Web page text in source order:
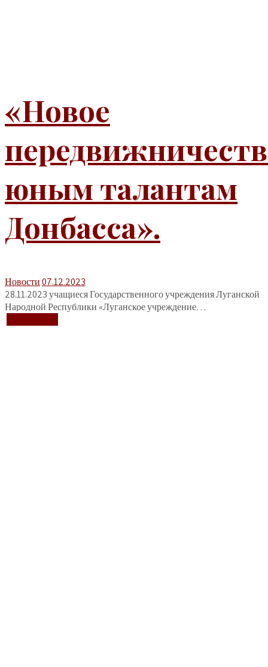
«Новое
юным талантам
Донбасса».
Новости07.12.2023
28.11.2023 учащиеся Государственного учреждения Луганской
Народной Республики «Луганское учреждение…